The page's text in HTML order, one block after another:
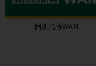
個別指導WAM